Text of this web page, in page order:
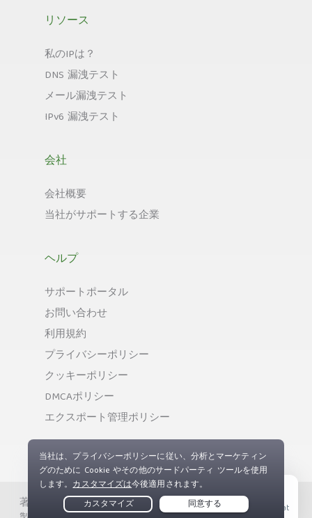
リソース
私のIPは？
DNS 漏洩テスト
メール漏洩テスト
IPv6 漏洩テスト
会社
会社概要
当社がサポートする企業
ヘルプ
サポートポータル
お問い合わせ
利用規約
プライバシーポリシー
クッキーポリシー
DMCAポリシー
エクスポート管理ポリシー
著作権 © Private Internet Access, Inc. 無断複写、無断複Live Chat